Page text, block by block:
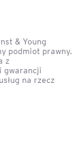
& Young
podmiot prawny.
z
gwarancji
na rzecz